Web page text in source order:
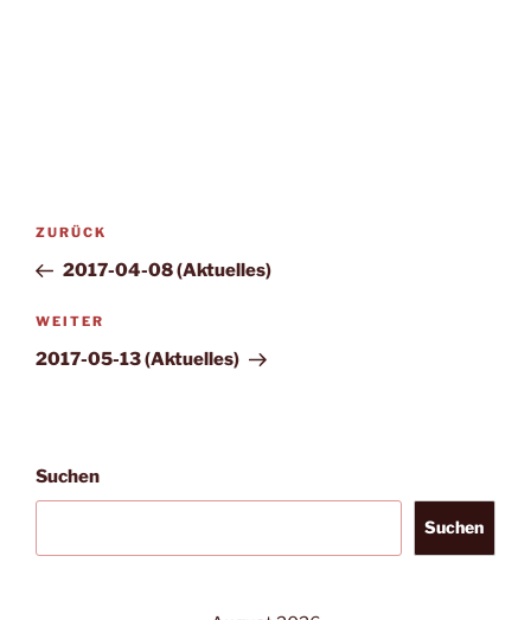
Beitragsnavigation
Vorheriger
Beitrag
ZURÜCK
2017-04-08 (Aktuelles)
Nächster
Beitrag
WEITER
2017-05-13 (Aktuelles)
Suchen
Suchen